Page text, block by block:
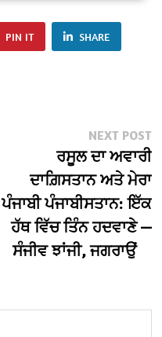
PIN IT SHARE
NEXT POST
ਰਸੂਲ ਦਾ ਅਵਾਰੀ
ਦਾਗ਼ਿਸਤਾਨ ਅਤੇ ਮੇਰਾ
ਪੰਜਾਬੀ ਪੰਜਾਬੀਸਤਾਨ: ਇੱਕ
ਹੱਥ ਵਿੱਚ ਤਿੰਨ ਹਦਵਾਣੇ —
ਸੰਜੀਵ ਝਾਂਜੀ, ਜਗਰਾਉਂ